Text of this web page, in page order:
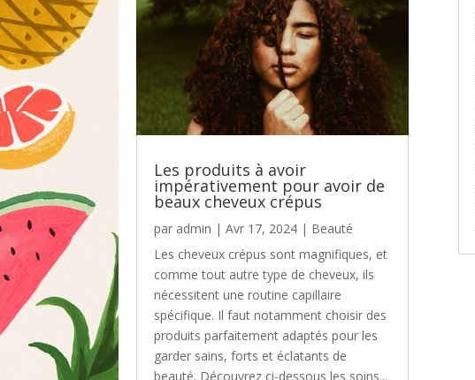
Les produits à avoir
impérativement pour avoir de
beaux cheveux crépus
par admin |Avr 17, 2024 | Beauté
Les cheveux crépus sont magnifiques, et
comme tout autre type de cheveux, ils
nécessitent une routine capillaire
spécifique. Il faut notamment choisir des
produits parfaitement adaptés pour les
garder sains, forts et éclatants de
beauté. Découvrez ci-dessous les soins...